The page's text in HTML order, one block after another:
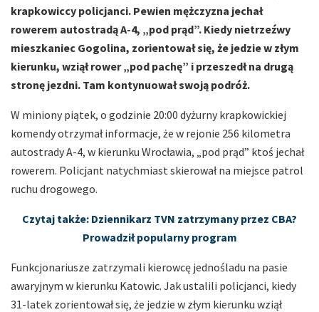
krapkowiccy policjanci. Pewien mężczyzna jechał
rowerem autostradą A-4, „pod prąd”. Kiedy nietrzeźwy
mieszkaniec Gogolina, zorientował się, że jedzie w złym
kierunku, wziął rower „pod pachę” i przeszedł na drugą
stronę jezdni. Tam kontynuował swoją podróż.
W miniony piątek, o godzinie 20:00 dyżurny krapkowickiej
komendy otrzymał informacje, że w rejonie 256 kilometra
autostrady A-4, w kierunku Wrocławia, „pod prąd” ktoś jechał
rowerem. Policjant natychmiast skierował na miejsce patrol
ruchu drogowego.
Czytaj także: Dziennikarz TVN zatrzymany przez CBA?
Prowadził popularny program
Funkcjonariusze zatrzymali kierowcę jednośladu na pasie
awaryjnym w kierunku Katowic. Jak ustalili policjanci, kiedy
31-latek zorientował się, że jedzie w złym kierunku wziął